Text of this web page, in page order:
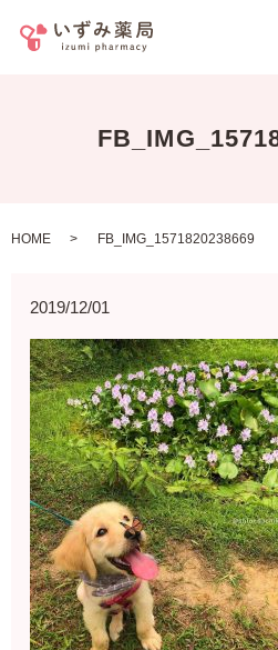
HOME FB_IMG_1571820238669
2019/12/01